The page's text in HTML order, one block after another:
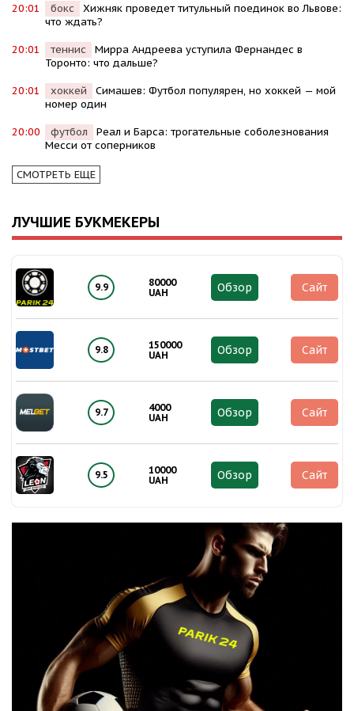
20:01 бокс
Хижняк проведет титульный поединок во Львове:
что ждать?
20:01 теннис
Мирра Андреева уступила Фернандес в
Торонто: что дальше?
20:01 хоккей
Симашев: Футбол популярен, но хоккей — мой
номер один
20:00 футбол
Реал и Барса: трогательные соболезнования
Месси от соперников
СМОТРЕТЬ ЕЩЕ
ЛУЧШИЕ БУКМЕКЕРЫ
9.9
80000
UAH
Обзор Сайт
9.8
150000
UAH
Обзор Сайт
9.7
4000
UAH
Обзор Сайт
9.5
10000
UAH
Обзор Сайт